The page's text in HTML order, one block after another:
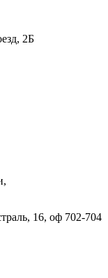
2Б
16, оф 702-704